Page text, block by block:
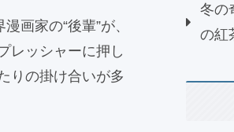
画家の“後輩”が、
レッシャーに押し
りの掛け合いが多
冬の
の紅